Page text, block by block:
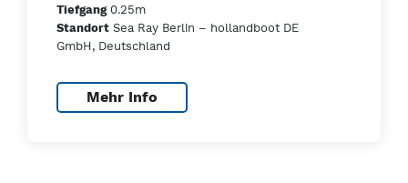
Tiefgang0.25m
Standort Sea Ray Berlin – hollandboot DE
GmbH, Deutschland
Mehr Info